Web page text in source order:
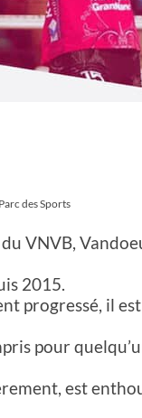
des Sports
VNVB,
2015.
progressé, il
pour
est